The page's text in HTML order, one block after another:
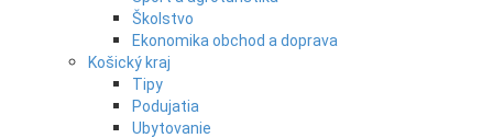
Školstvo
Ekonomika obchod a doprava
Košický kraj
Tipy
Podujatia
Ubytovanie